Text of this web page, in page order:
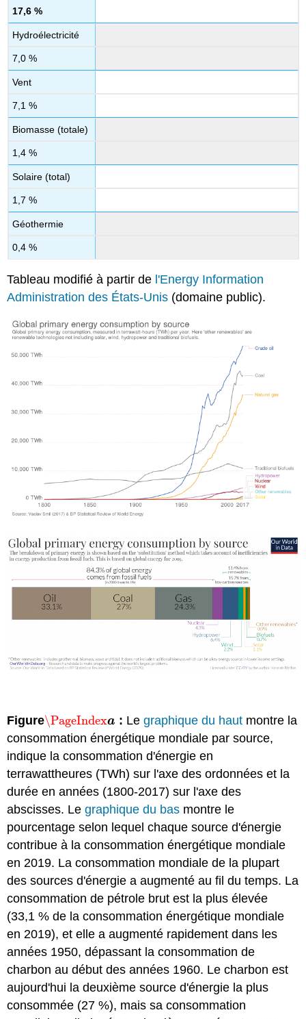
17,6 %
Hydroélectricité
7,0 %
Vent
7,1 %
Biomasse (totale)
1,4 %
Solaire (total)
1,7 %
Géothermie
0,4 %
Tableau modifié à partir de l'Energy Information
Administration des États-Unis (domaine public).
Figure\PageIndexa
\PageIndexa : Legraphique du haut montre la
consommation énergétique mondiale par source,
indique la consommation d'énergie en
terrawattheures (TWh) sur l'axe des ordonnées et la
durée en années (1800-2017) sur l'axe des
abscisses. Legraphique du bas montre le
pourcentage selon lequel chaque source d'énergie
contribue à la consommation énergétique mondiale
en 2019. La consommation mondiale de la plupart
des sources d'énergie a augmenté au fil du temps. La
consommation de pétrole brut est la plus élevée
(33,1 % de la consommation énergétique mondiale
en 2019), et elle a augmenté rapidement dans les
années 1950, dépassant la consommation de
charbon au début des années 1960. Le charbon est
aujourd'hui la deuxième source d'énergie la plus
consommée (27 %), mais sa consommation